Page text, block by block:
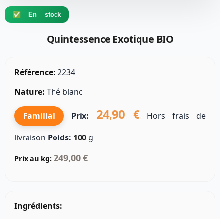
✅ En stock
Quintessence Exotique BIO
Référence: 2234
Nature: Thé blanc
Familial Prix: 24,90 €Hors frais de
livraison Poids: 100 g
Prix au kg: 249,00 €
Ingrédients: